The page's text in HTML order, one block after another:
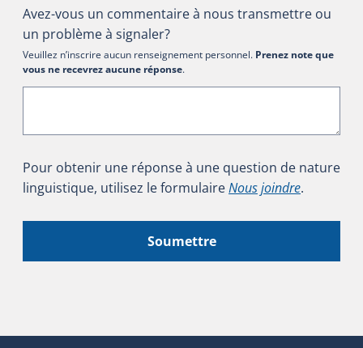
Avez-vous un commentaire à nous transmettre ou
un problème à signaler?
Veuillez n’inscrire aucun renseignement personnel. Prenez note que
vous ne recevrez aucune réponse.
Pour obtenir une réponse à une question de nature
linguistique, utilisez le formulaireNous joindre.
Soumettre